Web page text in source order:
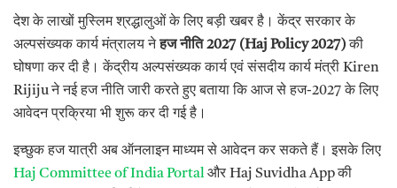
देश के लाखों मुस्लिम श्रद्धालुओं के लिए बड़ी खबर है। केंद्र सरकार के
अल्पसंख्यक कार्य मंत्रालय नेहज नीति 2027 (Haj Policy 2027)की
घोषणा कर दी है। केंद्रीय अल्पसंख्यक कार्य एवं संसदीय कार्य मंत्री Kiren
Rijiju ने नई हज नीति जारी करते हुए बताया कि आज से हज-2027 के लिए
आवेदन प्रक्रिया भी शुरू कर दी गई है।
इच्छुक हज यात्री अब ऑनलाइन माध्यम से आवेदन कर सकते हैं। इसके लिए
Haj Committee of India Portalऔर Haj Suvidha App की